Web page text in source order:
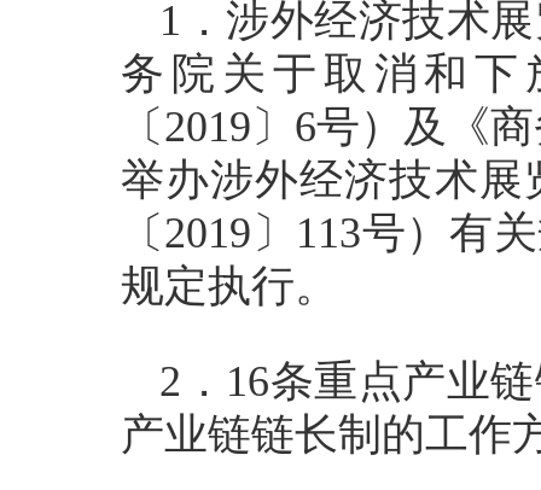
1．涉外经济技术
务院关于取消和
〔2019〕6号）及《
举办涉外经济技术
〔2019〕113号）有
规定执行。
2．16条重点产业
产业链链长制的工作